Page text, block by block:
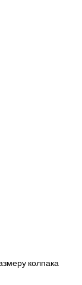
колпака